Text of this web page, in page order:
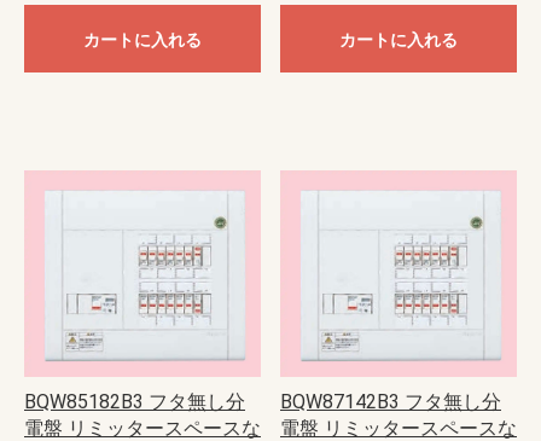
カートに入れる カートに入れる
BQW85182B3 フタ無し分
電盤 リミッタースペースな
BQW87142B3 フタ無し分
電盤 リミッタースペースな